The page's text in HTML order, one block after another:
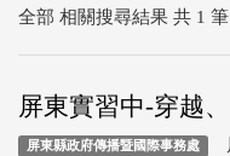
全部 相關搜尋結果 共 1 筆
屏東實習中-穿越
屏東縣政府傳播暨國際事務處